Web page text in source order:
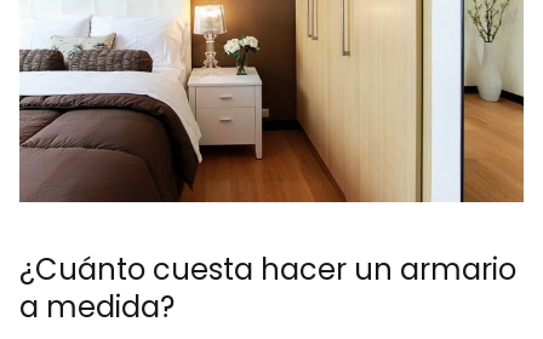
¿Cuánto cuesta hacer un armario
a medida?